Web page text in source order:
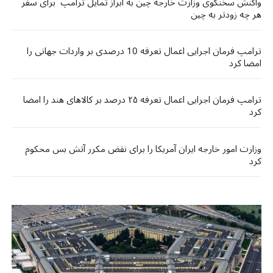
هر چه زودتر به چین
ترامپ فرمان اجرایی اعمال تعرفه 10 درصدی بر واردات جهانی را
امضا کرد
ترامپ فرمان اجرایی اعمال تعرفه ۲۵ درصد بر کالاهای هند را امضا
کرد
وزارت امور خارجه ایران آمریکا را برای نقض مکرر آتش بس محکوم
کرد